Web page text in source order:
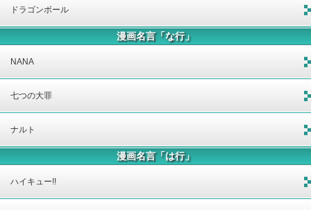
ドラゴンボール
漫画名言「な行」
NANA
七つの大罪
ナルト
漫画名言「は行」
ハイキュー!!